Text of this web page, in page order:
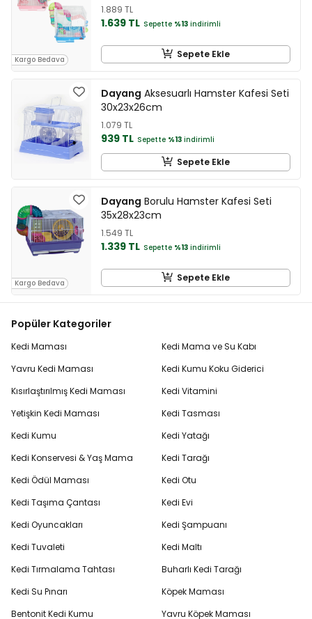
Kargo Bedava
1.889 TL
1.639 TL Sepette %13 indirimli
Sepete Ekle
Dayang Aksesuarlı Hamster Kafesi Seti
30x23x26cm
1.079 TL
939 TL Sepette %13 indirimli
Sepete Ekle
Kargo Bedava
Dayang Borulu Hamster Kafesi Seti
35x28x23cm
1.549 TL
1.339 TL Sepette %13 indirimli
Sepete Ekle
Popüler Kategoriler
Kedi Maması
Yavru Kedi Maması
Kısırlaştırılmış Kedi Maması
Yetişkin Kedi Maması
Kedi Kumu
Kedi Konservesi & Yaş Mama
Kedi Ödül Maması
Kedi Taşıma Çantası
Kedi Oyuncakları
Kedi Tuvaleti
Kedi Tırmalama Tahtası
Kedi Su Pınarı
Bentonit Kedi Kumu
Kedi Mama ve Su Kabı
Kedi Kumu Koku Giderici
Kedi Vitamini
Kedi Tasması
Kedi Yatağı
Kedi Tarağı
Kedi Otu
Kedi Evi
Kedi Şampuanı
Kedi Maltı
Buharlı Kedi Tarağı
Köpek Maması
Yavru Köpek Maması